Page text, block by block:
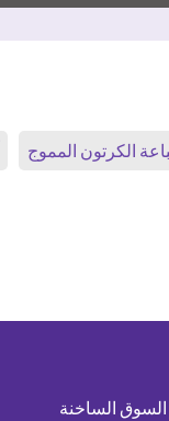
الكرتون المموج
السوق الساخنة